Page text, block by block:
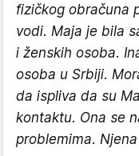
fizičkog obračuna
vodi. Maja je bila
i ženskih osoba.
osoba u Srbiji.
da ispliva da su
kontaktu. Ona se
problemima.